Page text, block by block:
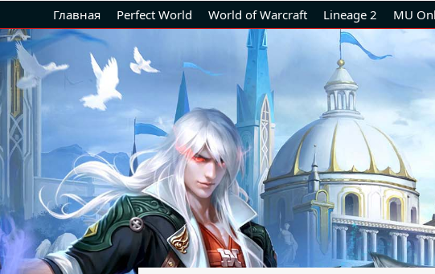
Главная Perfect World World of Warcraft Lineage 2 MU